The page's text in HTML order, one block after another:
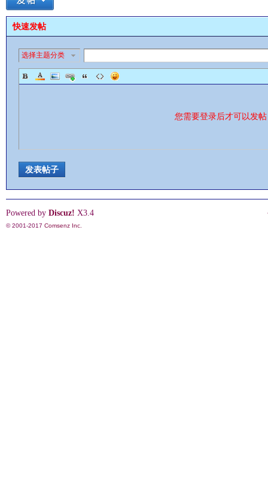
快速发帖
选择主题分类
您需要登录后才可以发
发表帖子
Powered by Discuz! X3.4
© 2001-2017 Comsenz Inc.